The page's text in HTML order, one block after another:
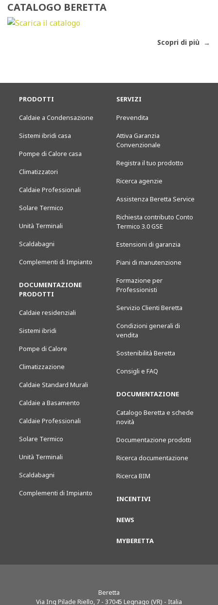
CATALOGO BERETTA
Scopri di più
PRODOTTI
Caldaie a Condensazione
Sistemi ibridi casa
Pompe di Calore casa
Climatizzatori
Caldaie Professionali
Solare Termico
Unità Terminali
Scaldabagni
Complementi di Impianto
DOCUMENTAZIONE
PRODOTTI
Caldaie residenziali
Sistemi ibridi
Pompe di Calore
Climatizzazione
Caldaie Standard Murali
Caldaie a Basamento
Caldaie Professionali
Solare Termico
Unità Terminali
Scaldabagni
Complementi di Impianto
SERVIZI
Prevendita
Attiva Garanzia
Convenzionale
Registra il tuo prodotto
Ricerca agenzie
Assistenza Beretta Service
Richiesta contributo Conto
Termico 3.0 GSE
Estensioni di garanzia
Piani di manutenzione
Formazione per
Professionisti
Servizio Clienti Beretta
Condizioni generali di
vendita
Sostenibilità Beretta
Consigli e FAQ
DOCUMENTAZIONE
Catalogo Beretta e schede
novità
Documentazione prodotti
Ricerca documentazione
Ricerca BIM
INCENTIVI
NEWS
MYBERETTA
Beretta
Via Ing Pilade Riello, 7 - 37045 Legnago (VR) - Italia